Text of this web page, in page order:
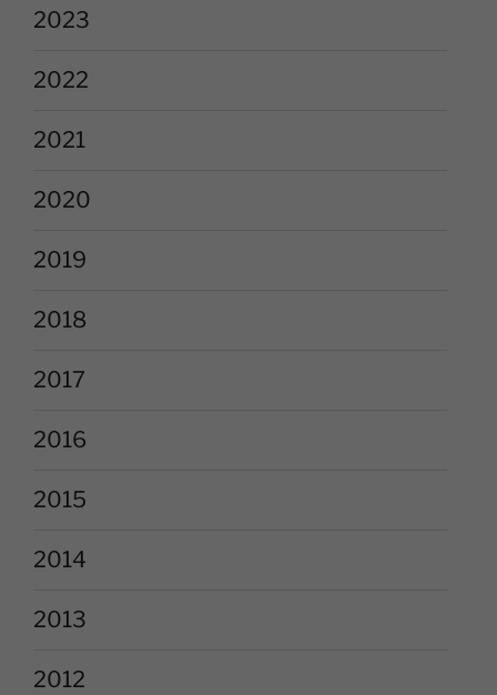
2023
2022
2021
2020
2019
2018
2017
2016
2015
2014
2013
2012